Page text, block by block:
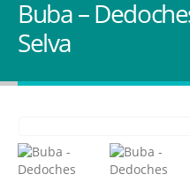
Buba –
Selva